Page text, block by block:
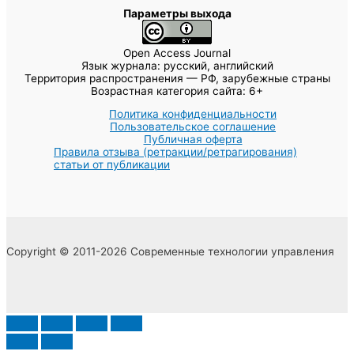
Параметры выхода
Open Access Journal
Язык журнала: русский, английский
Территория распространения — РФ, зарубежные страны
Возрастная категория сайта: 6+
Политика конфиденциальности
Пользовательское соглашение
Публичная оферта
Правила отзыва (ретракции/ретрагирования)
статьи от публикации
Copyright © 2011-2026 Современные технологии управления